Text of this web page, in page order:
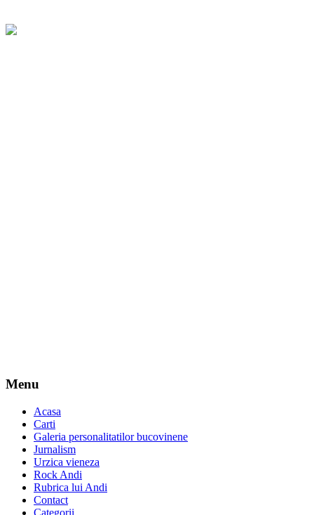
Menu
Acasa
Carti
Galeria personalitatilor bucovinene
Jurnalism
Urzica vieneza
Rock Andi
Rubrica lui Andi
Contact
Categorii